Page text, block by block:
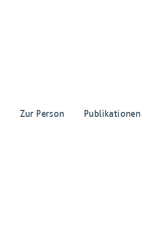
Zur Person
Publikationen